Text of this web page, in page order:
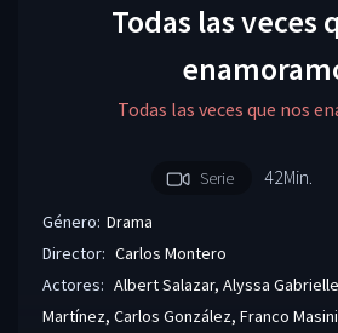
Todas las veces
Todas las veces que nos
Serie 42Min.
Género: Drama
Director: Carlos Montero
Actores: Albert Salazar, Alyssa
Martínez, Carlos González, Franco Masini